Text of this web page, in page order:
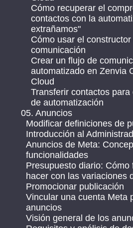
Cómo recuperar el
contactos con la
extrañamos"
Cómo usar el
comunicación
Crear un flujo de
automatizado en Zenvia
Cloud
Transferir contactos
de automatización
05. Anuncios
Modificar definiciones de
Introducción al
Anuncios de Meta:
funcionalidades
Presupuesto diario: Cómo
hacer con las variaciones
Promocionar publicación
Vincular una cuenta Meta
anuncios
Visión general de los